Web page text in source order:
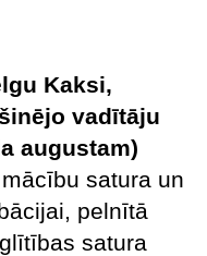
Kaksi,
vadītāju
augustam)
satura un
pelnītā
satura